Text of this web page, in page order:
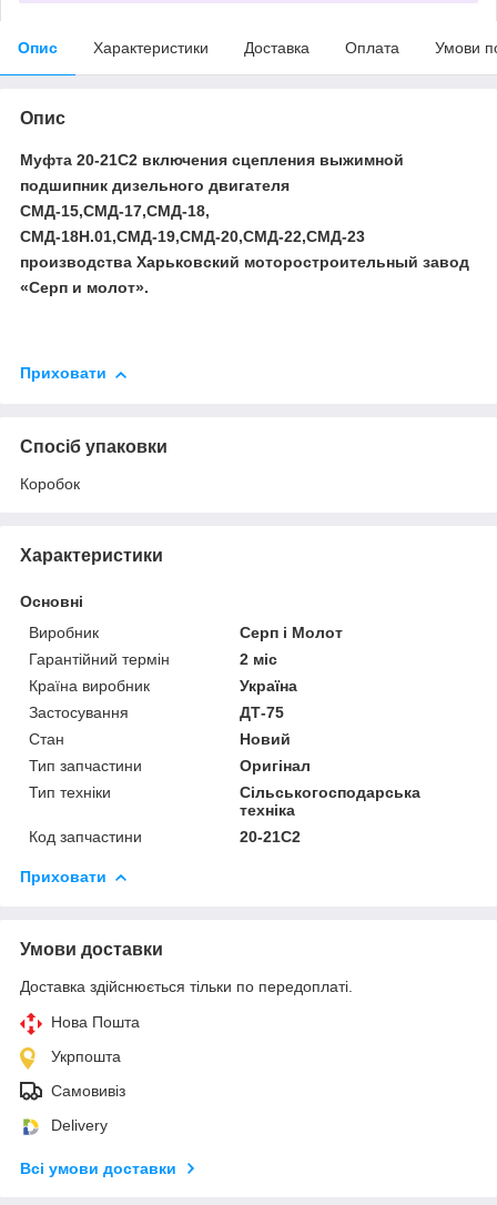
Опис Характеристики Доставка Оплата Умови
Опис
Муфта 20-21С2 включения сцепления выжимной
подшипник дизельного двигателя
СМД-15,СМД-17,СМД-18,
СМД-18Н.01,СМД-19,СМД-20,СМД-22,СМД-23
производства Харьковский моторостроительный завод
«Серп и молот».
Приховати
Спосіб упаковки
Коробок
Характеристики
Основні
Виробник
Серп і Молот
Гарантійний термін
2 міс
Країна виробник
Україна
Застосування
ДТ-75
Стан
Новий
Тип запчастини
Оригінал
Тип техніки
Сільськогосподарська
техніка
Код запчастини
20-21С2
Приховати
Умови доставки
Доставка здійснюється тільки по передоплаті.
Нова Пошта
Укрпошта
Самовивіз
Delivery
Всі умови доставки